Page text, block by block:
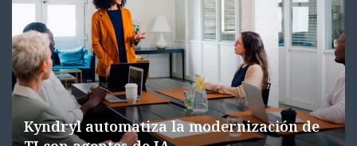
Kyndryl automatiza la modernización de